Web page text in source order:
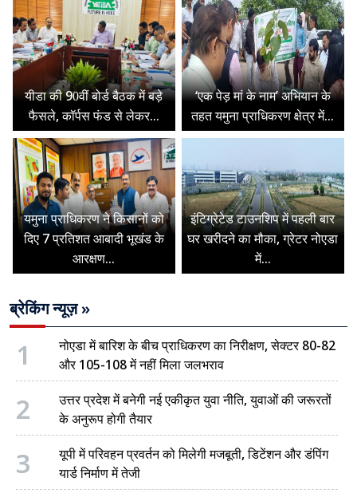
यीडा की 90वीं बोर्ड बैठक में बड़े
फैसले, कॉर्पस फंड से लेकर...
‘एक पेड़ मां के नाम’ अभियान के
तहत यमुना प्राधिकरण क्षेत्र में...
यमुना प्राधिकरण ने किसानों को
दिए 7 प्रतिशत आबादी भूखंड के
आरक्षण...
इंटिग्रेटेड टाउनशिप में पहली बार
घर खरीदने का मौका, ग्रेटर नोएडा
में...
ब्रेकिंग न्यूज़ »
1
नोएडा में बारिश के बीच प्राधिकरण का निरीक्षण, सेक्टर 80-82
और 105-108 में नहीं मिला जलभराव
2
उत्तर प्रदेश में बनेगी नई एकीकृत युवा नीति, युवाओं की जरूरतों
के अनुरूप होगी तैयार
3
यूपी में परिवहन प्रवर्तन को मिलेगी मजबूती, डिटेंशन और डंपिंग
यार्ड निर्माण में तेजी